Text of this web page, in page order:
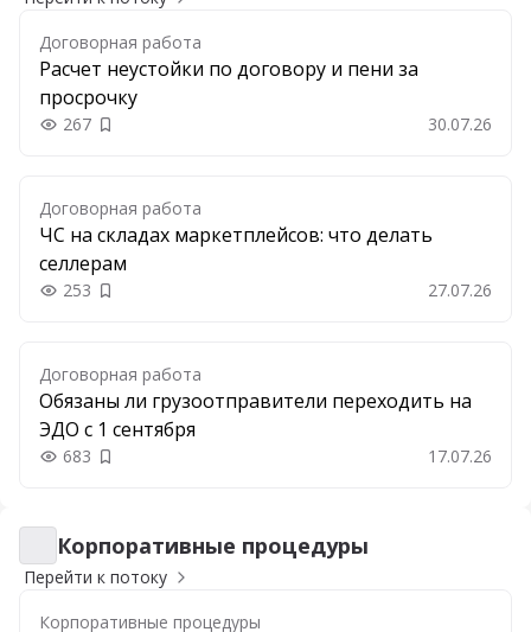
Договорная работа
Расчет неустойки по договору и пени за
просрочку
267 Добавить в закладки 30.07.26
Договорная работа
ЧС на складах маркетплейсов: что делать
селлерам
253 Добавить в закладки 27.07.26
Договорная работа
Обязаны ли грузоотправители переходить на
ЭДО с 1 сентября
683 Добавить в закладки 17.07.26
Корпоративные процедуры
Корпоративные процедуры
Перейти к потоку
Корпоративные процедуры